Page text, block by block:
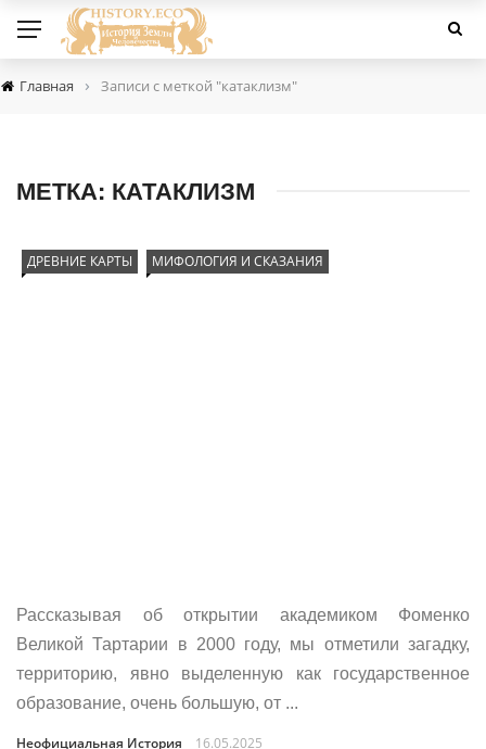
Главная › Записи с меткой "катаклизм"
МЕТКА: КАТАКЛИЗМ
ДРЕВНИЕ КАРТЫ МИФОЛОГИЯ И СКАЗАНИЯ
Рассказывая об открытии академиком Фоменко
Великой Тартарии в 2000 году, мы отметили загадку,
территорию, явно выделенную как государственное
образование, очень большую, от ...
Неофициальная История 16.05.2025